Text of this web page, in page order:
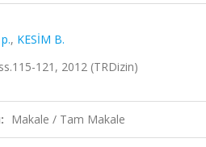
, KESİM B.
121, 2012 (TRDizin)
Makale / Tam Makale